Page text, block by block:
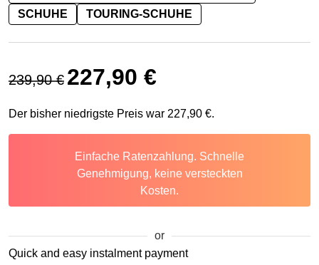
SCHUHE
TOURING-SCHUHE
239,90€
Ursprünglicher Preis war: 239,90 €
227,90 €
Der bisher niedrigste Preis war 227,90 €.
Einfache Ratenzahlung. Schnelle
Genehmigung, keine versteckten
Kosten.
or
Quick and easy instalment payment